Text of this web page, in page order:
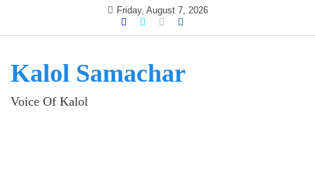
Friday, August 7, 2026
Kalol Samachar
Voice Of Kalol